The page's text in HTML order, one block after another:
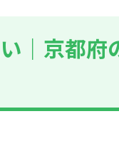
｜京都府